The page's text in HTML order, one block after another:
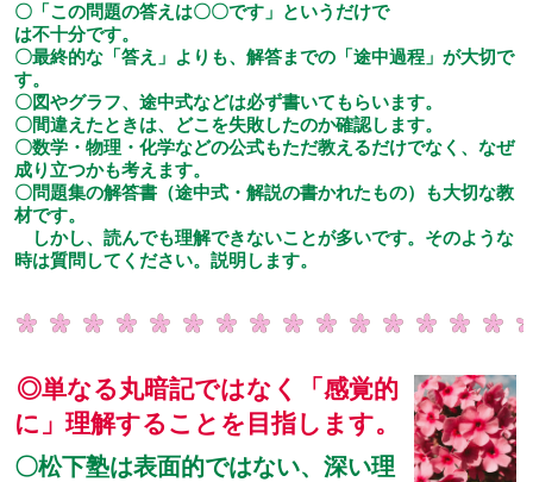
〇「この問題の答えは〇〇です」というだけで
は不十分です。
〇最終的な「答え」よりも、解答までの「途中過程」が大切で
す。
〇図やグラフ、途中式などは必ず書いてもらいます。
〇間違えたときは、どこを失敗したのか確認します。
〇数学・物理・化学などの公式もただ教えるだけでなく、なぜ
成り立つかも考えます。
〇問題集の解答書（途中式・解説の書かれたもの）も大切な教
材です。
しかし、読んでも理解できないことが多いです。そのような
時は質問してください。説明します。
◎単なる丸暗記ではなく「感覚的
に」理解することを目指します。
〇松下塾は表面的ではない、深い理